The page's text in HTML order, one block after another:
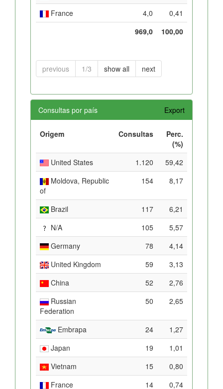
France
4,0
0,41
969,0
100,00
previous 1/3 show all next
Consultas por país Export
Origem Consultas
Perc.
(%)
United States
1.120
59,42
Moldova, Republic
of
154 8,17
Brazil 117
6,21
N/A
105
5,57
Germany
78
4,14
United Kingdom
59
3,13
China
52
2,76
Russian
Federation
50 2,65
Embrapa 24
1,27
Japan
19
1,01
Vietnam
15
0,80
France
14
0,74